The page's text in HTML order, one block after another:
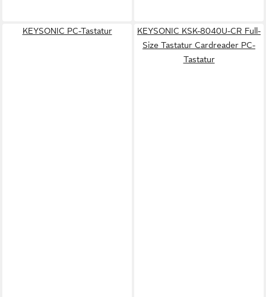
KEYSONIC PC-Tastatur
KEYSONIC KSK-8040U-CR Full-
Size Tastatur Cardreader PC-
Tastatur